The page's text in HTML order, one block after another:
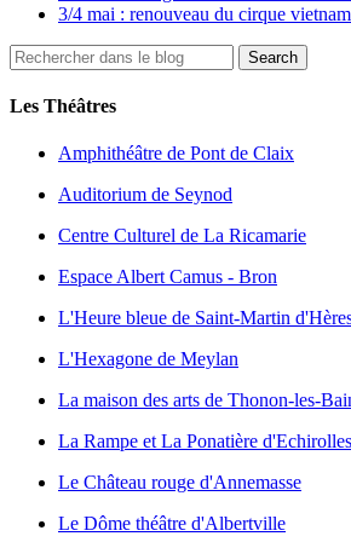
3/4 mai : renouveau du cirque
Les Théâtres
Amphithéâtre de Pont de Claix
Auditorium de Seynod
Centre Culturel de La Ricamarie
Espace Albert Camus - Bron
L'Heure bleue de Saint-Martin
L'Hexagone de Meylan
La maison des arts de Thonon-les-
La Rampe et La Ponatière d'Echirolles
Le Château rouge d'Annemasse
Le Dôme théâtre d'Albertville